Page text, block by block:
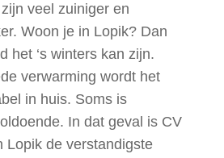
veel zuiniger en
Woon je in Lopik? Dan
het ‘s winters kan zijn.
verwarming wordt het
in huis. Soms is
In dat geval is CV
Lopik de verstandigste